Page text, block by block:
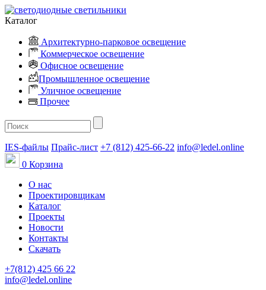
Каталог
Архитектурно-парковое освещение
Коммерческое освещение
Офисное освещение
Промышленное освещение
Уличное освещение
Прочее
IES-файлы Прайс-лист +7 (812) 425-66-22 info@ledel.online
0 Корзина
О нас
Проектировщикам
Каталог
Проекты
Новости
Контакты
Скачать
+7(812) 425 66 22
info@ledel.online